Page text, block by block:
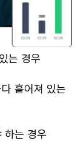
는 경우
흩어져 있는
하는 경우